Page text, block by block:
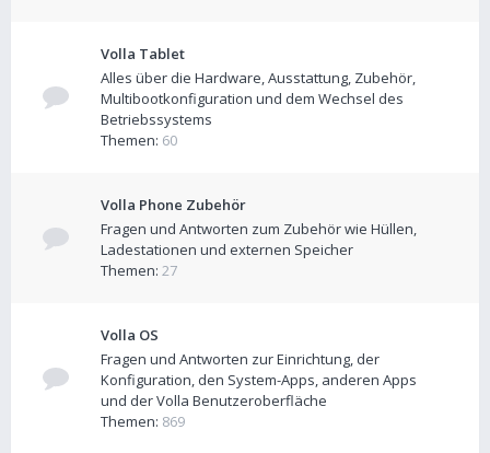
Volla Tablet
Alles über die Hardware, Ausstattung, Zubehör,
Multibootkonfiguration und dem Wechsel des
Betriebssystems
Themen: 60
Volla Phone Zubehör
Fragen und Antworten zum Zubehör wie Hüllen,
Ladestationen und externen Speicher
Themen: 27
Volla OS
Fragen und Antworten zur Einrichtung, der
Konfiguration, den System-Apps, anderen Apps
und der Volla Benutzeroberfläche
Themen: 869